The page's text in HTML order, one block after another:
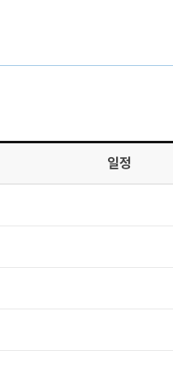
일정